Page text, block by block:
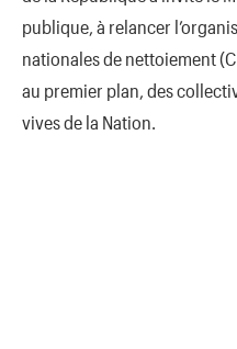
publique, à relancer
nationales de nettoiement
au premier plan, des
vives de la Nation.